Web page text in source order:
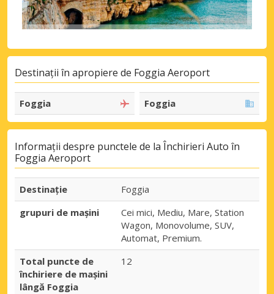
Destinații în apropiere de Foggia Aeroport
Foggia Foggia
Informații despre punctele de la Închirieri Auto în
Foggia Aeroport
Destinaţie
Foggia
grupuri de mașini
Cei mici, Mediu, Mare, Station
Wagon, Monovolume, SUV,
Automat, Premium.
Total puncte de
închiriere de mașini
lângă Foggia
12